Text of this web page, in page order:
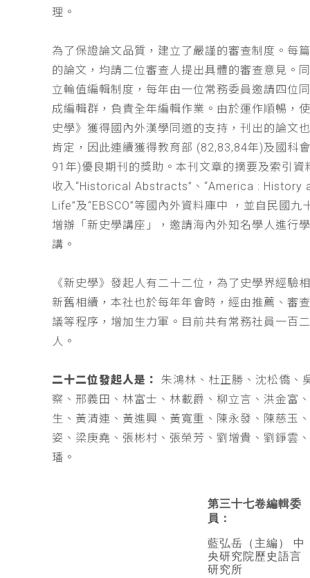
理。
為了保證論文品質，建立了嚴謹的審查制度。每
的論文，均請二位審查人提出具體的審查意見。
立輪值編輯制度，每年由一位常務委員邀請四位
成編輯群，負責全年編輯作業。由於運作順暢，
史學》獲得國內外漢學同道的支持，刊出的論文
肯定，因此連續獲得教育部 (82,83,84年)及國科
91年)優良期刊的獎助。本刊文章的摘要及索引資
收入“Historical Abstracts”、“America : History
Life”及“EBSCO”等國內外資料庫中 ，並自民國九
增辦「新史學講座」，邀請海內外知名學人進行
講。
《新史學》發起人有二十二位，為了史學界經驗
新舊相續，本社也於每年年會時，經由推薦、審
議等程序，增加生力軍。目前共有常務社員一百
人。
二十二位發起人是：
朱鴻林、杜正勝、沈松僑、
察、邢義田、林富士、林載爵、柳立言、洪金富
生、黃清連、黃進興、黃寬重、陳永發、陳慈玉
姿、梁庚堯、張彬村、張榮芳、劉增貴、劉錚雲
璠。
第三十七卷編輯委
員：
藍弘岳（主編） 中
央研究院歷史語言
研究所